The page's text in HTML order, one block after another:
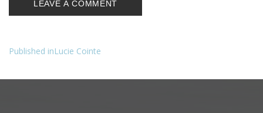
Navigation
Published inLucie Cointe